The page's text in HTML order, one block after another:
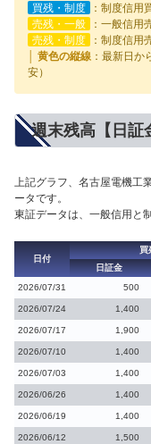
買残・制度
：制度信用
売残・一般
：一般信用
売残・制度
：制度信用
│ 黄色の縦線 ：最新日か
安）
週末残高【日証
上記グラフ、名古屋電機
ータです。
東証データは、一般信用と
日付
買
日証金
2026/07/31
500
2026/07/24 1,400
2026/07/17 1,900
2026/07/10 1,400
2026/07/03 1,400
2026/06/26 1,400
2026/06/19 1,400
2026/06/12 1,500